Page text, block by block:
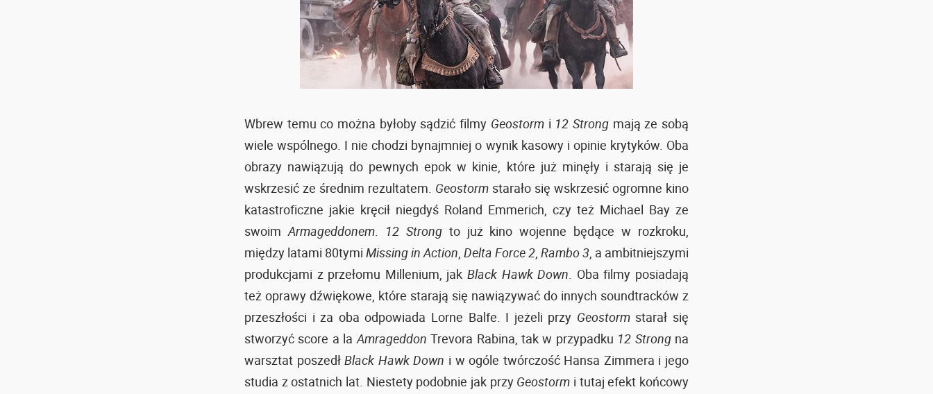
Wbrew temu co można byłoby sądzić filmy Geostormi 12 Strongmają ze sobą
wiele wspólnego. I nie chodzi bynajmniej o wynik kasowy i opinie krytyków. Oba
obrazy nawiązują do pewnych epok w kinie, które już minęły i starają się je
wskrzesić ze średnim rezultatem. Geostorm starało się wskrzesić ogromne kino
katastroficzne jakie kręcił niegdyś Roland Emmerich, czy też Michael Bay ze
swoimArmageddonem. 12 Strongto już kino wojenne będące w rozkroku,
między latami 80tymi Missing in Action, Delta Force 2, Rambo 3, a ambitniejszymi
produkcjami z przełomu Millenium, jak Black Hawk Down. Oba filmy posiadają
też oprawy dźwiękowe, które starają się nawiązywać do innych soundtracków z
przeszłości i za oba odpowiada Lorne Balfe. I jeżeli przy Geostormstarał się
stworzyć score a laAmrageddon Trevora Rabina, tak w przypadku 12 Strongna
warsztat poszedłBlack Hawk Down i w ogóle twórczość Hansa Zimmera i jego
studia z ostatnich lat. Niestety podobnie jak przy Geostorm i tutaj efekt końcowy